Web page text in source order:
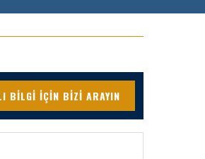
BİLGİ İÇİN BİZİ ARAYIN